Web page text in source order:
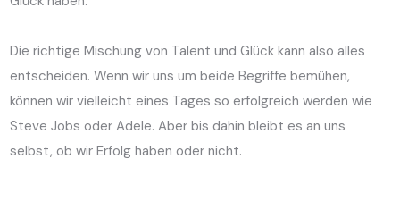
Die richtige Mischung von Talent und Glück kann also alles
entscheiden. Wenn wir uns um beide Begriffe bemühen,
können wir vielleicht eines Tages so erfolgreich werden wie
Steve Jobs oder Adele. Aber bis dahin bleibt es an uns
selbst, ob wir Erfolg haben oder nicht.